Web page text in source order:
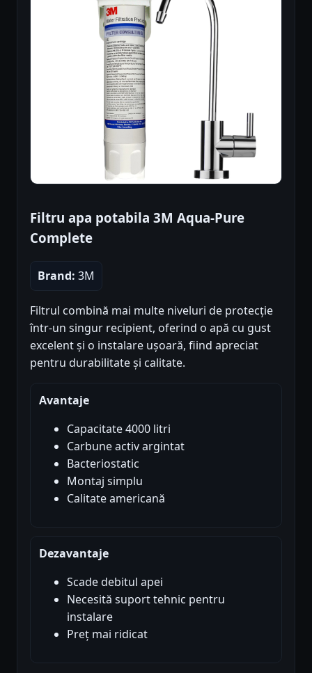
Filtru apa potabila 3M Aqua-Pure
Complete
Brand: 3M
Filtrul combină mai multe niveluri de protecție
într-un singur recipient, oferind o apă cu gust
excelent și o instalare ușoară, fiind apreciat
pentru durabilitate și calitate.
Avantaje
Capacitate 4000 litri
Carbune activ argintat
Bacteriostatic
Montaj simplu
Calitate americană
Dezavantaje
Scade debitul apei
Necesită suport tehnic pentru
instalare
Preț mai ridicat